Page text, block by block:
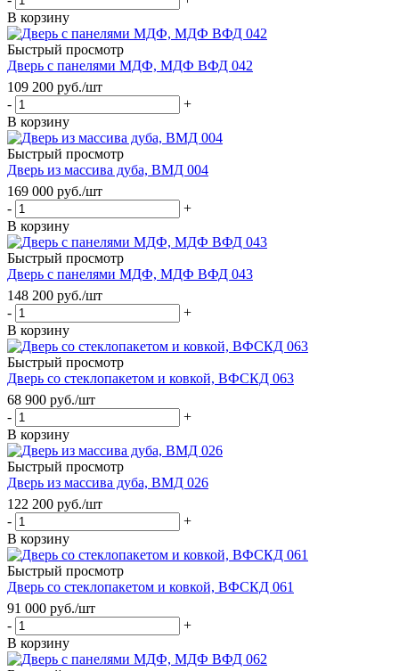
В корзину
Быстрый просмотр
Дверь с панелями МДФ, МДФ ВФД 042
109 200 руб./шт
-
+
В корзину
Быстрый просмотр
Дверь из массива дуба, ВМД 004
169 000 руб./шт
-
+
В корзину
Быстрый просмотр
Дверь с панелями МДФ, МДФ ВФД 043
148 200 руб./шт
-
+
В корзину
Быстрый просмотр
Дверь со стеклопакетом и ковкой, ВФСКД 063
68 900 руб./шт
-
+
В корзину
Быстрый просмотр
Дверь из массива дуба, ВМД 026
122 200 руб./шт
-
+
В корзину
Быстрый просмотр
Дверь со стеклопакетом и ковкой, ВФСКД 061
91 000 руб./шт
-
+
В корзину